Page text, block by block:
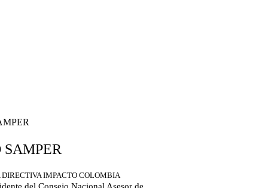
DIRECTIVA IMPACTO COLOMBIA